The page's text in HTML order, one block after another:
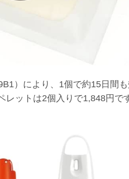
）により、1個で約15日間
ットは2個入りで1,848円で